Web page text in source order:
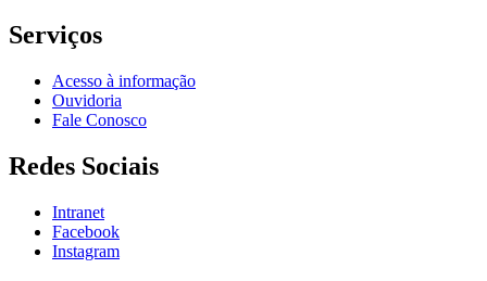
Serviços
Acesso à informação
Ouvidoria
Fale Conosco
Redes Sociais
Intranet
Facebook
Instagram